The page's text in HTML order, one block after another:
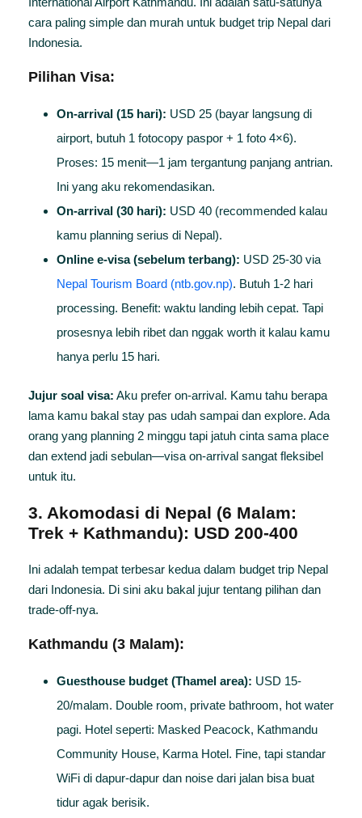
cara paling simple dan murah untuk budget trip Nepal dari
Indonesia.
Pilihan Visa:
On-arrival (15 hari): USD 25 (bayar langsung di
airport, butuh 1 fotocopy paspor + 1 foto 4×6).
Proses: 15 menit—1 jam tergantung panjang antrian.
Ini yang aku rekomendasikan.
On-arrival (30 hari): USD 40 (recommended kalau
kamu planning serius di Nepal).
Online e-visa (sebelum terbang): USD 25-30 via
Nepal Tourism Board (ntb.gov.np). Butuh 1-2 hari
processing. Benefit: waktu landing lebih cepat. Tapi
prosesnya lebih ribet dan nggak worth it kalau kamu
hanya perlu 15 hari.
Jujur soal visa: Aku prefer on-arrival. Kamu tahu berapa
lama kamu bakal stay pas udah sampai dan explore. Ada
orang yang planning 2 minggu tapi jatuh cinta sama place
dan extend jadi sebulan—visa on-arrival sangat fleksibel
untuk itu.
3. Akomodasi di Nepal (6 Malam:
Trek + Kathmandu): USD 200-400
Ini adalah tempat terbesar kedua dalam budget trip Nepal
dari Indonesia. Di sini aku bakal jujur tentang pilihan dan
trade-off-nya.
Kathmandu (3 Malam):
Guesthouse budget (Thamel area): USD 15-
20/malam. Double room, private bathroom, hot water
pagi. Hotel seperti: Masked Peacock, Kathmandu
Community House, Karma Hotel. Fine, tapi standar
WiFi di dapur-dapur dan noise dari jalan bisa buat
tidur agak berisik.